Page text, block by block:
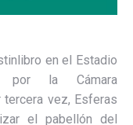
en el Estadio
por la Cámara
vez, Esferas
el pabellón del